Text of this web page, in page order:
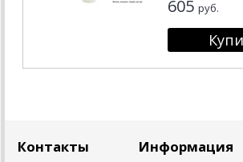
605 руб.
Контакты Информация